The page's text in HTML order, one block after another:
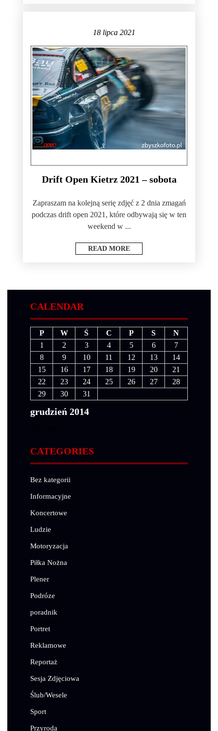
18 lipca 2021
Drift Open Kietrz 2021 – sobota
Zapraszam na kolejną serię zdjęć z 2 dnia zmagań
podczas drift open 2021, które odbywają się w ten
weekend w ...
READ MORE
CALENDAR
grudzień 2014
P W Ś C P S
N
1
2 3 4 5 6
7
8
9 10 11 12 13
14
15
16 17 18 19 20
21
22
23 24 25 26 27
28
29
30 31
CATEGORIES
Bez kategorii
Informacyjne
Koncertowe
Ludzie
Motoryzacja
Piłka Nożna
Plener
Podróze
poradnik
Portret
Reklamowe
Reportaż
Sesja Zdjęciowa
Ślub/Wesele
Sport
Przyroda